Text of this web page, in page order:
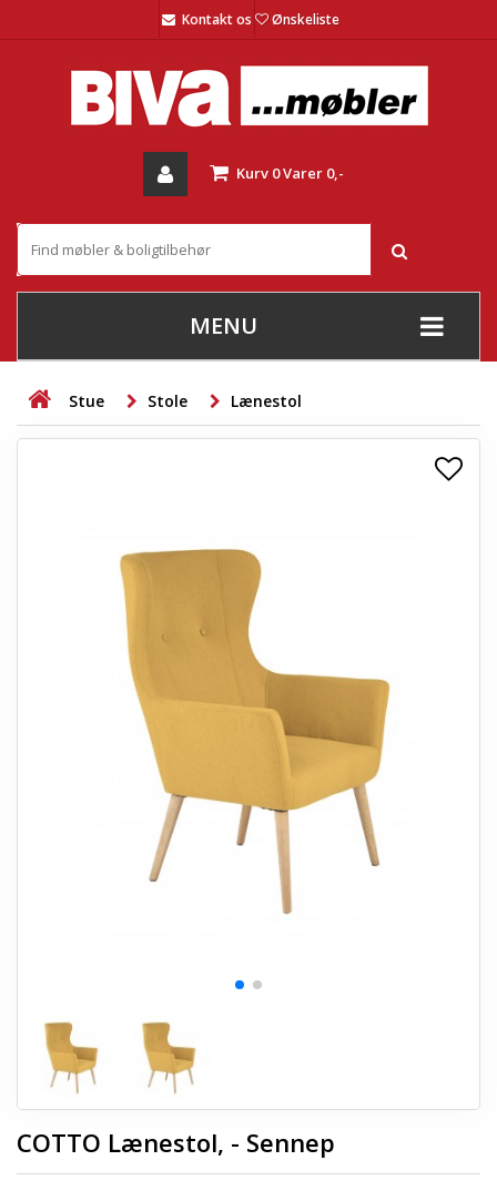
Kontakt os Ønskeliste
Kurv 0Varer 0,-
MENU
+
STUE
+
BØRNEMØBLER
KONTORMØBLER
SPAR PENGE PÅ UDVALGTE VARER
Stue Stole Lænestol
COTTO Lænestol, - Sennep